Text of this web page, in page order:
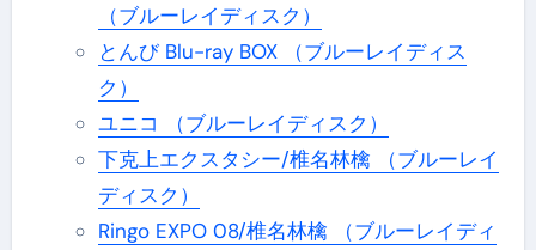
（ブルーレイディスク）
とんび Blu-ray BOX （ブルーレイディス
ク）
ユニコ （ブルーレイディスク）
下克上エクスタシー/椎名林檎 （ブルーレイ
ディスク）
Ringo EXPO 08/椎名林檎 （ブルーレイディ